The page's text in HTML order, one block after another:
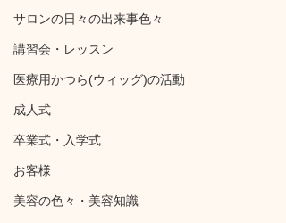
サロンの日々の出来事色々
講習会・レッスン
医療用かつら(ウィッグ)の活動
成人式
卒業式・入学式
お客様
美容の色々・美容知識